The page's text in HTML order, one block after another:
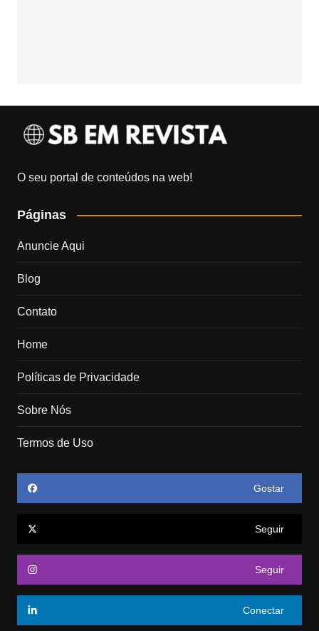
O seu portal de conteúdos na web!
Páginas
Anuncie Aqui
Blog
Contato
Home
Políticas de Privacidade
Sobre Nós
Termos de Uso
Gostar
Seguir
Seguir
Conectar